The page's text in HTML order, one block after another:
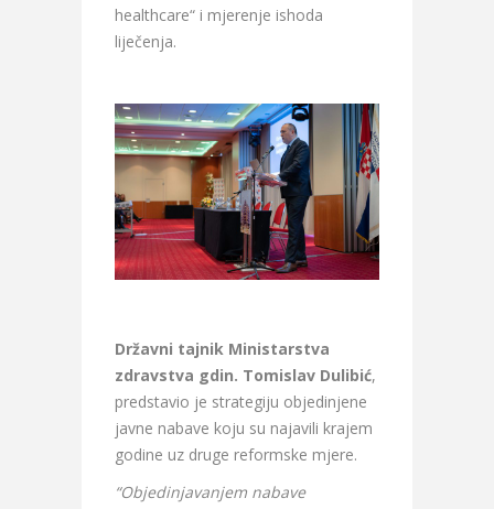
healthcare“ i mjerenje ishoda
liječenja.
Državni tajnik Ministarstva
zdravstva gdin. Tomislav Dulibić,
predstavio je strategiju objedinjene
javne nabave koju su najavili krajem
godine uz druge reformske mjere.
“Objedinjavanjem nabave